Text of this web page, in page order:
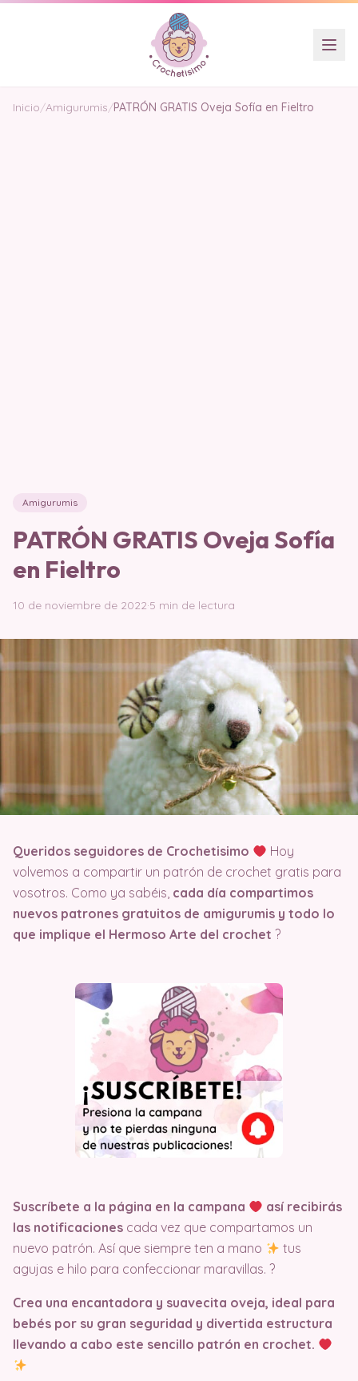
Inicio/Amigurumis/PATRÓN GRATIS Oveja Sofía en Fieltro
Amigurumis
PATRÓN GRATIS Oveja Sofía
en Fieltro
10 de noviembre de 2022·5 min de lectura
Queridos seguidores de Crochetisimo
Hoy
volvemos a compartir un patrón de crochet gratis para
vosotros. Como ya sabéis, cada día compartimos
nuevos patrones gratuitos de amigurumis y todo lo
que implique el Hermoso Arte del crochet ?
Suscríbete a la página en la campana
así recibirás
las notificaciones cada vez que compartamos un
nuevo patrón. Así que siempre ten a mano
tus
agujas e hilo para confeccionar maravillas. ?
Crea una encantadora y suavecita oveja, ideal para
bebés por su gran seguridad y divertida estructura
llevando a cabo este sencillo patrón en crochet.